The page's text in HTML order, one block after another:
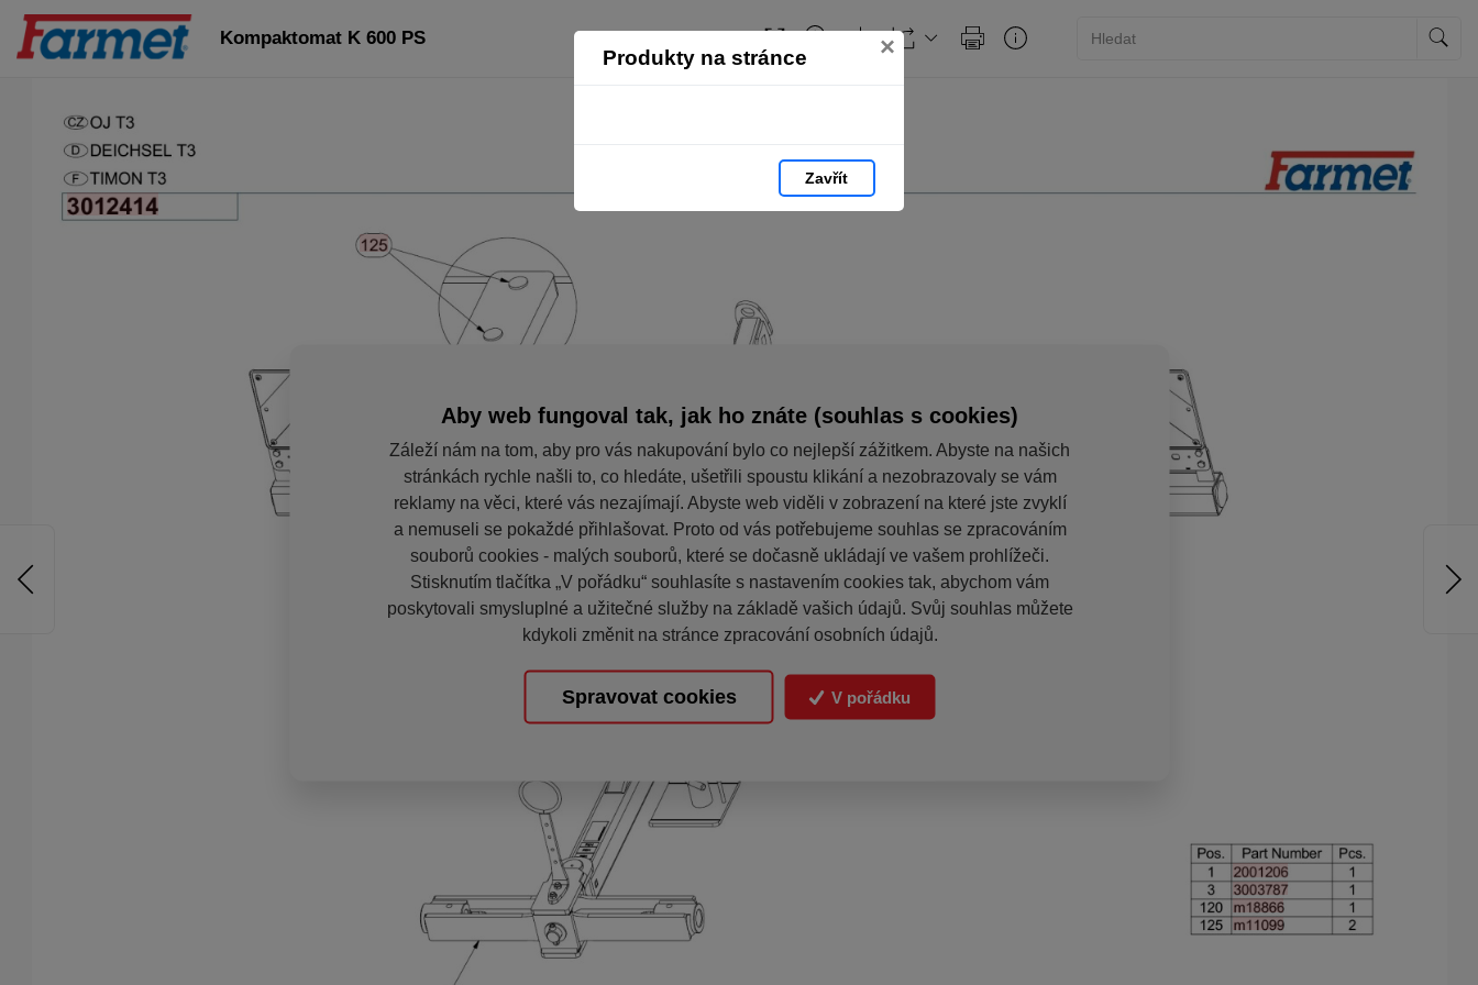
Produkty na stránce ×
Zavřít
Kompaktomat K 600 PS
Aby web fungoval tak, jak ho znáte (souhlas s cookies)
Záleží nám na tom, aby pro vás nakupování bylo co nejlepší zážitkem. Abyste na našich
stránkách rychle našli to, co hledáte, ušetřili spoustu klikání a nezobrazovaly se vám
reklamy na věci, které vás nezajímají. Abyste web viděli v zobrazení na které jste zvyklí
a nemuseli se pokaždé přihlašovat. Proto od vás potřebujeme souhlas se zpracováním
souborů cookies - malých souborů, které se dočasně ukládají ve vašem prohlížeči.
Stisknutím tlačítka „V pořádku“ souhlasíte s nastavením cookies tak, abychom vám
poskytovali smysluplné a užitečné služby na základě vašich údajů. Svůj souhlas můžete
kdykoli změnit na stránce zpracování osobních údajů.
Spravovat cookies V pořádku